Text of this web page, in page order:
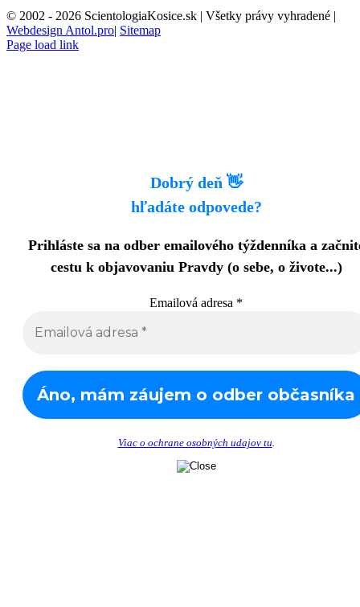
© 2002 - 2026 ScientologiaKosice.sk | Všetky právy vyhradené |
Webdesign Antol.pro| Sitemap
Page load link
Dobrý deň 👋
hľadáte odpovede?
Prihláste sa na odber emailového týždenníka a
cestu k objavovaniu Pravdy (o sebe, o živote...)
Emailová adresa *
Viac o ochrane osobných udajov tu.